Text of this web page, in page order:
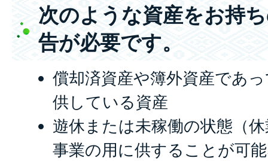
次のような資産をお持
告が必要です。
償却済資産や簿外資産であ
供している資産
遊休または未稼働の状態（
事業の用に供することが可